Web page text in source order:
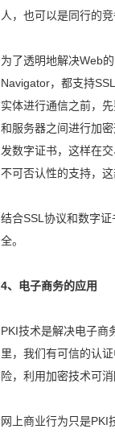
人，也可以是同行的竞
为了透明地解决Web
Navigator，都支持
实体进行通信之前，
和服务器之间进行加
发数字证书，这样在
不可否认性的支持，
结合SSL协议和数字
全。
4、电子商务的应用
PKI技术是解决电子商
里，我们有可信的认
险，利用加密技术可
网上商业行为只是PKI